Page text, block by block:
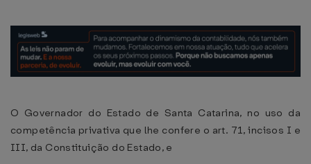
O Governador do Estado de Santa Catarina, no uso da
competência privativa que lhe confere o art. 71, incisos I e
III, da Constituição do Estado, e